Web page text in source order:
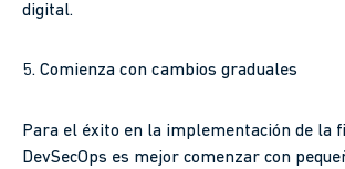
digital.
5. Comienza con cambios graduales
Para el éxito en la implementación de la
DevSecOps es mejor comenzar con